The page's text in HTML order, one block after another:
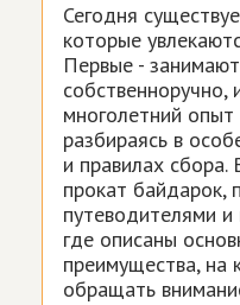
Сегодня
которые
Первые -
собственноручно,
многолетний
разбираясь в
и правилах
прокат байдарок,
путеводителями
где описаны
преимущества, на
обращать